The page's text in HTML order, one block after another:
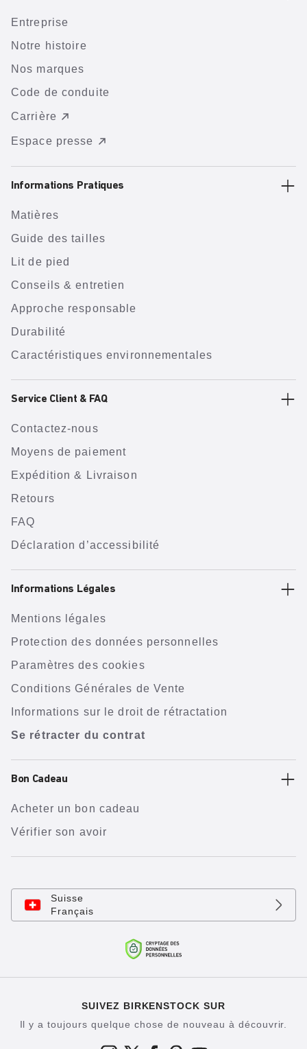
Entreprise
Notre histoire
Nos marques
Code de conduite
Carrière
Espace presse
Informations Pratiques
Matières
Guide des tailles
Lit de pied
Conseils & entretien
Approche responsable
Durabilité
Caractéristiques environnementales
Service Client & FAQ
Contactez-nous
Moyens de paiement
Expédition & Livraison
Retours
FAQ
Déclaration d’accessibilité
Informations Légales
Mentions légales
Protection des données personnelles
Paramètres des cookies
Conditions Générales de Vente
Informations sur le droit de rétractation
Se rétracter du contrat
Bon Cadeau
Acheter un bon cadeau
Vérifier son avoir
Suisse
Français
SUIVEZ BIRKENSTOCK SUR
Il y a toujours quelque chose de nouveau à découvrir.